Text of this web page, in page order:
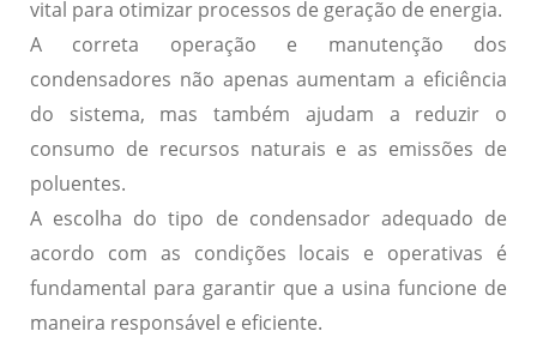
vital para otimizar processos de geração de energia.
A correta operação e manutenção dos
condensadores não apenas aumentam a eficiência
do sistema, mas também ajudam a reduzir o
consumo de recursos naturais e as emissões de
poluentes.
A escolha do tipo de condensador adequado de
acordo com as condições locais e operativas é
fundamental para garantir que a usina funcione de
maneira responsável e eficiente.